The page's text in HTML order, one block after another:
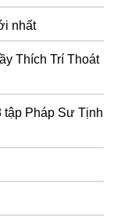
nhất
Thích Trí Thoát
tập Pháp Sư Tịnh